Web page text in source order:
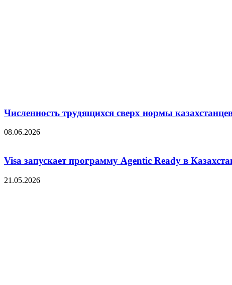
Численность трудящихся сверх нормы
08.06.2026
Visa запускает программу Agentic Ready в
21.05.2026